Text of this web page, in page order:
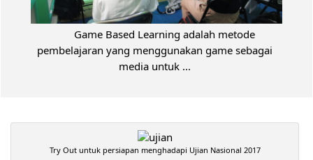
Game Based Learning adalah metode
pembelajaran yang menggunakan game sebagai
media untuk ...
Try Out untuk persiapan menghadapi Ujian Nasional 2017